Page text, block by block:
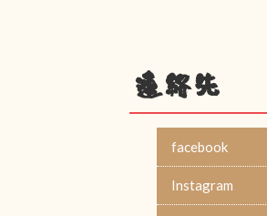
連絡先
facebook
Instagram